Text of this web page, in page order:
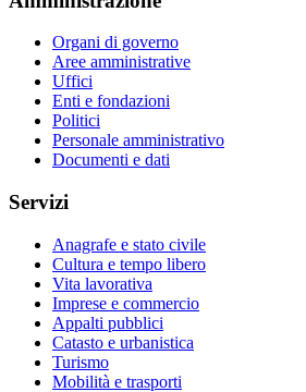
Organi di governo
Aree amministrative
Uffici
Enti e fondazioni
Politici
Personale amministrativo
Documenti e dati
Servizi
Anagrafe e stato civile
Cultura e tempo libero
Vita lavorativa
Imprese e commercio
Appalti pubblici
Catasto e urbanistica
Turismo
Mobilità e trasporti